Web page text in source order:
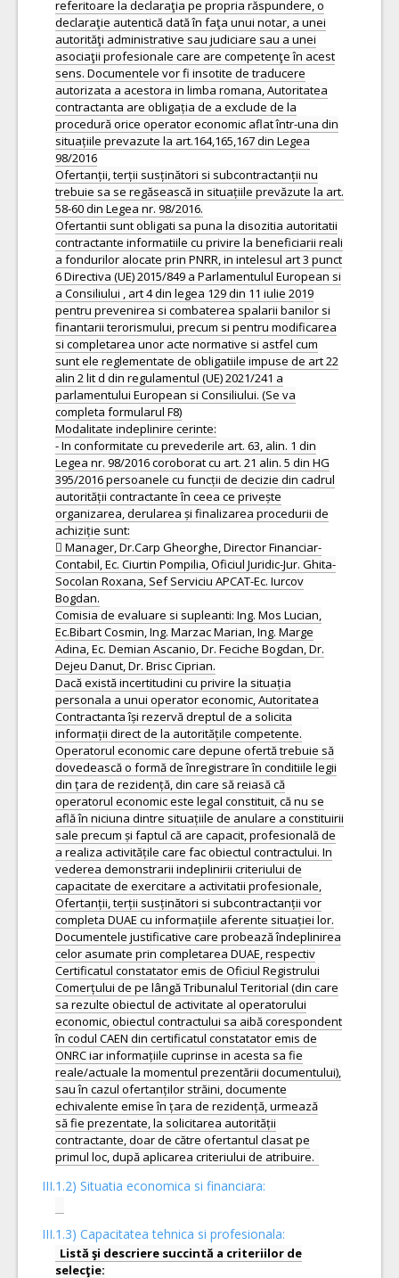
referitoare la declaraţia pe propria răspundere, o
declaraţie autentică dată în faţa unui notar, a unei
autorităţi administrative sau judiciare sau a unei
asociaţii profesionale care are competenţe în acest
sens. Documentele vor fi insotite de traducere
autorizata a acestora in limba romana, Autoritatea
contractanta are obligația de a exclude de la
procedură orice operator economic aflat într-una din
situațiile prevazute la art.164,165,167 din Legea
98/2016
Ofertanții, terții susținători si subcontractanții nu
trebuie sa se regăsească in situațiile prevăzute la art.
58-60 din Legea nr. 98/2016.
Ofertantii sunt obligati sa puna la disozitia autoritatii
contractante informatiile cu privire la beneficiarii reali
a fondurilor alocate prin PNRR, in intelesul art 3 punct
6 Directiva (UE) 2015/849 a Parlamentulul European si
a Consiliului , art 4 din legea 129 din 11 iulie 2019
pentru prevenirea si combaterea spalarii banilor si
finantarii terorismului, precum si pentru modificarea
si completarea unor acte normative si astfel cum
sunt ele reglementate de obligatiile impuse de art 22
alin 2 lit d din regulamentul (UE) 2021/241 a
parlamentului European si Consiliului. (Se va
completa formularul F8)
Modalitate indeplinire cerinte:
- In conformitate cu prevederile art. 63, alin. 1 din
Legea nr. 98/2016 coroborat cu art. 21 alin. 5 din HG
395/2016 persoanele cu funcții de decizie din cadrul
autorității contractante în ceea ce privește
organizarea, derularea și finalizarea procedurii de
achiziție sunt:
 Manager, Dr.Carp Gheorghe, Director Financiar-
Contabil, Ec. Ciurtin Pompilia, Oficiul Juridic-Jur. Ghita-
Socolan Roxana, Sef Serviciu APCAT-Ec. Iurcov
Bogdan.
Comisia de evaluare si supleanti: Ing. Mos Lucian,
Ec.Bibart Cosmin, Ing. Marzac Marian, Ing. Marge
Adina, Ec. Demian Ascanio, Dr. Feciche Bogdan, Dr.
Dejeu Danut, Dr. Brisc Ciprian.
Dacă există incertitudini cu privire la situația
personala a unui operator economic, Autoritatea
Contractanta își rezervă dreptul de a solicita
informații direct de la autoritățile competente.
Operatorul economic care depune ofertă trebuie să
dovedească o formă de înregistrare în conditiile legii
din țara de rezidență, din care să reiasă că
operatorul economic este legal constituit, că nu se
află în niciuna dintre situațiile de anulare a constituirii
sale precum și faptul că are capacit, profesională de
a realiza activitățile care fac obiectul contractului. In
vederea demonstrarii indeplinirii criteriului de
capacitate de exercitare a activitatii profesionale,
Ofertanții, terții susținători si subcontractanții vor
completa DUAE cu informațiile aferente situației lor.
Documentele justificative care probează îndeplinirea
celor asumate prin completarea DUAE, respectiv
Certificatul constatator emis de Oficiul Registrului
Comerțului de pe lângă Tribunalul Teritorial (din care
sa rezulte obiectul de activitate al operatorului
economic, obiectul contractului sa aibă corespondent
în codul CAEN din certificatul constatator emis de
ONRC iar informațiile cuprinse in acesta sa fie
reale/actuale la momentul prezentării documentului),
sau în cazul ofertanților străini, documente
echivalente emise în țara de rezidență, urmează
să fie prezentate, la solicitarea autorității
contractante, doar de către ofertantul clasat pe
III.1.2) Situatia economica si financiara:
III.1.3) Capacitatea tehnica si profesionala:
Listă şi descriere succintă a criteriilor de